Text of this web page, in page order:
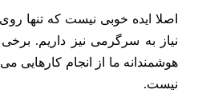
اصلا ایده خوبی نیست که تنها
نیاز به سرگرمی نیز داریم. برخی
هوشمندانه ما از انجام کارهایی
نیست.